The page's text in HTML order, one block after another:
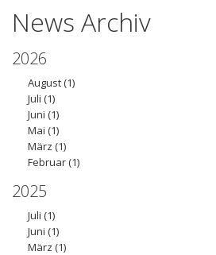
News Archiv
2026
August(1)
Juli (1)
Juni (1)
Mai (1)
März (1)
Februar(1)
2025
Juli (1)
Juni (1)
März (1)